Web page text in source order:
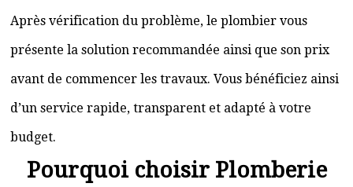
Après vérification du problème, le plombier vous
présente la solution recommandée ainsi que son prix
avant de commencer les travaux. Vous bénéficiez ainsi
d’un service rapide, transparent et adapté à votre
budget.
Pourquoi choisir Plomberie